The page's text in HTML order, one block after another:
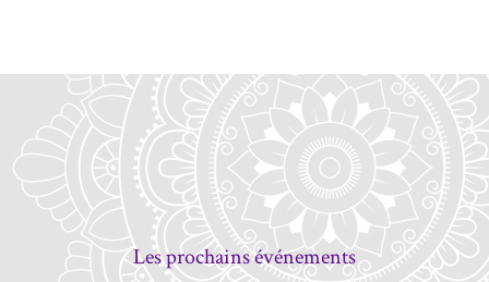
Les prochains événements